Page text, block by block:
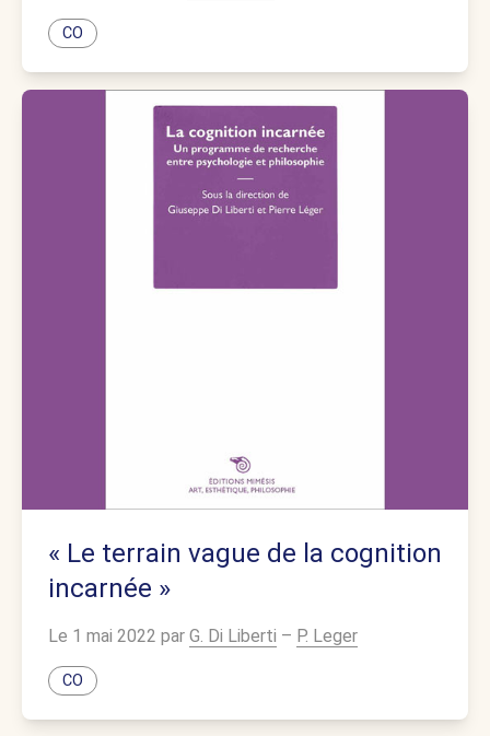
CO
« Le terrain vague de la cognition
incarnée »
Le 1 mai 2022 par G. Di Liberti – P. Leger
CO